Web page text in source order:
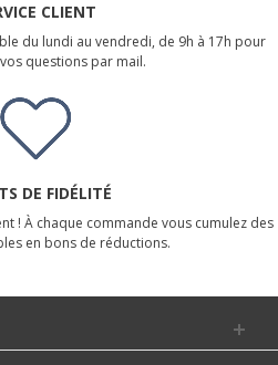
CLIENT
du lundi au vendredi, de 9h à 17h pour
questions par mail.
DE FIDÉLITÉ
! À chaque commande vous cumulez des
en bons de réductions.